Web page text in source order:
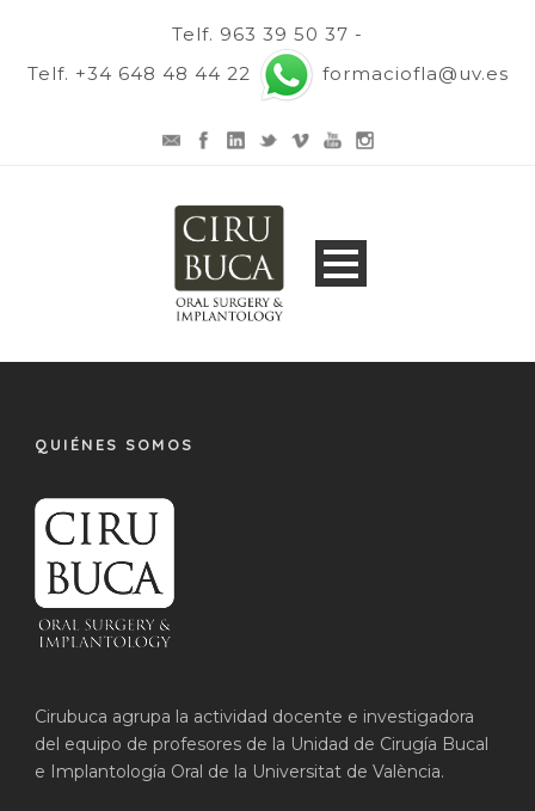
Telf. 963 39 50 37 -
Telf. +34 648 48 44 22
formaciofla@uv.es
QUIÉNES SOMOS
Cirubuca agrupa la actividad docente e investigadora
del equipo de profesores de la Unidad de Cirugía Bucal
e Implantología Oral de la Universitat de València.